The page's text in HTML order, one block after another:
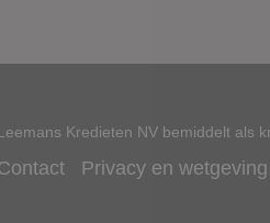
Kredieten NV bemiddelt als
Privacy en wetgeving